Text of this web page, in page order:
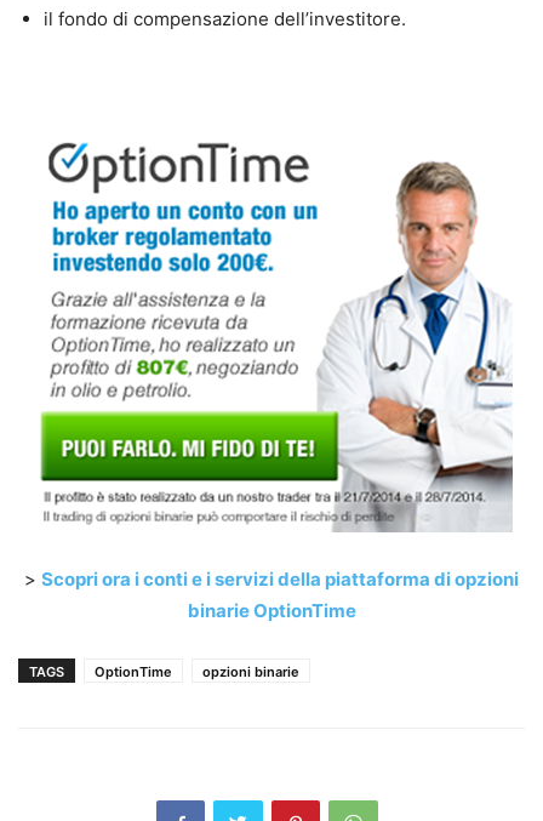
il fondo di compensazione dell’investitore.
> Scopri ora i conti e i servizi della piattaforma di opzioni
binarie OptionTime
TAGS OptionTime opzioni binarie